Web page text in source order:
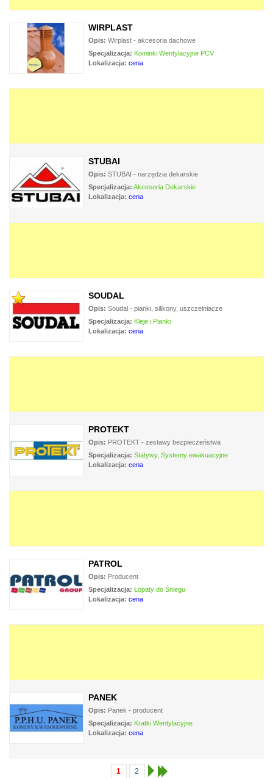
WIRPLAST
Opis: Wirplast - akcesoria dachowe
Specjalizacja: Kominki Wentylacyjne PCV
Lokalizacja: cena
STUBAI
Opis: STUBAI - narzędzia dekarskie
Specjalizacja: Akcesoria Dekarskie
Lokalizacja: cena
SOUDAL
Opis: Soudal - pianki, silikony, uszczelniacze
Specjalizacja: Kleje i Pianki
Lokalizacja: cena
PROTEKT
Opis: PROTEKT - zestawy bezpieczeństwa
Specjalizacja: Statywy, Systemy ewakuacyjne
Lokalizacja: cena
PATROL
Opis: Producent
Specjalizacja: Łopaty do Śniegu
Lokalizacja: cena
PANEK
Opis: Panek - producent
Specjalizacja: Kratki Wentylacyjne
Lokalizacja: cena
1 2